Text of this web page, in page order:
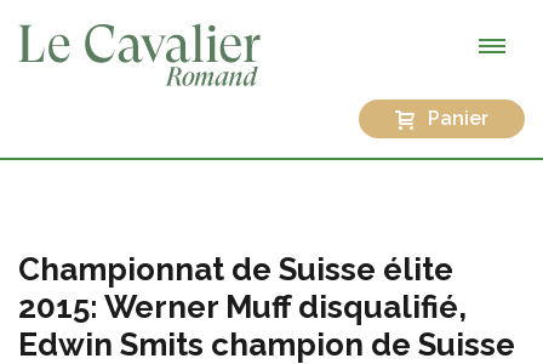
Panier
Championnat de Suisse élite
2015: Werner Muff disqualifié,
Edwin Smits champion de Suisse